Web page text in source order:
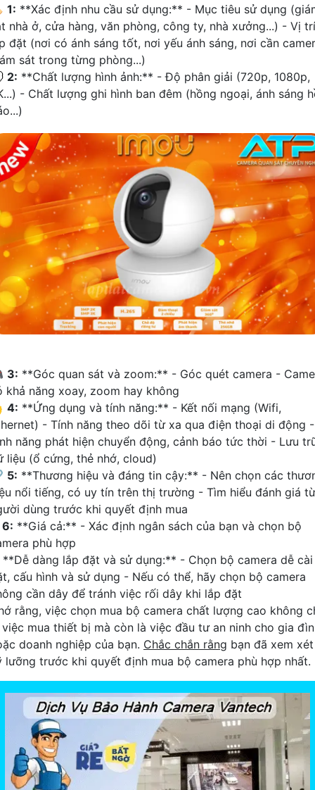
1: **Xác định nhu cầu sử dụng:** - Mục tiêu sử dụng
nhà ở, cửa hàng, văn phòng, công ty, nhà xưởng...) - Vị trí
đặt (nơi có ánh sáng tốt, nơi yếu ánh sáng, nơi cần
sát trong từng phòng...)
2: **Chất lượng hình ảnh:** - Độ phân giải (720p, 1080p,
- Chất lượng ghi hình ban đêm (hồng ngoại, ánh sáng
3: **Góc quan sát và zoom:** - Góc quét camera -
khả năng xoay, zoom hay không
4: **Ứng dụng và tính năng:** - Kết nối mạng (Wifi,
- Tính năng theo dõi từ xa qua điện thoại di động -
năng phát hiện chuyển động, cảnh báo tức thời - Lưu
liệu (ổ cứng, thẻ nhớ, cloud)
5: **Thương hiệu và đáng tin cậy:** - Nên chọn các
nổi tiếng, có uy tín trên thị trường - Tìm hiểu đánh giá từ
dùng trước khi quyết định mua
6: **Giá cả:** - Xác định ngân sách của bạn và chọn bộ
phù hợp
**Dễ dàng lắp đặt và sử dụng:** - Chọn bộ camera dễ cài
cấu hình và sử dụng - Nếu có thể, hãy chọn bộ camera
cần dây để tránh việc rối dây khi lắp đặt
rằng, việc chọn mua bộ camera chất lượng cao không
mua thiết bị mà còn là việc đầu tư an ninh cho gia
doanh nghiệp của bạn. Chắc chắn rằng bạn đã xem xét
lưỡng trước khi quyết định mua bộ camera phù hợp nhất.